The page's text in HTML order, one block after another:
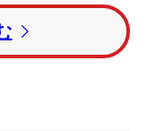
てハーフターン
2ボギーと失速。
アには、2打届